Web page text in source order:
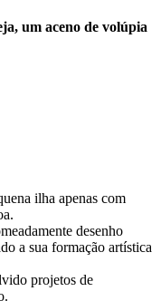
um aceno de volúpia
ilha apenas com
desenho
a sua formação artística
projetos de